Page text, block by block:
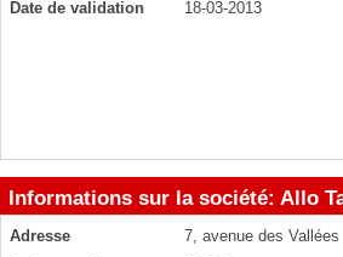
Date de validation
18-03-2013
Informations sur la société: Allo
Adresse
7, avenue des Vallées